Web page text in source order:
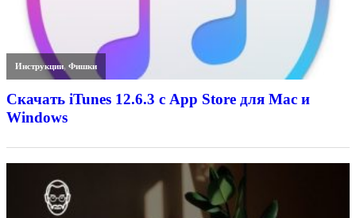
Инструкции,Фишки
Скачать iTunes 12.6.3 с App Store для Mac и
Windows